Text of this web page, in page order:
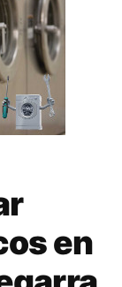
en